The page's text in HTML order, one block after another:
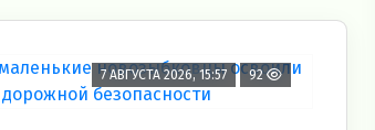
7 АВГУСТА 2026, 15:57 92